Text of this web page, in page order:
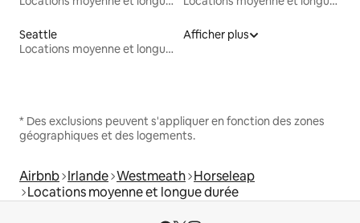
Seattle
Locations moyenne et longue durée
Afficher plus
* Des exclusions peuvent s'appliquer en fonction des zones
géographiques et des logements.
Airbnb Irlande Westmeath Horseleap
Locations moyenne et longue durée